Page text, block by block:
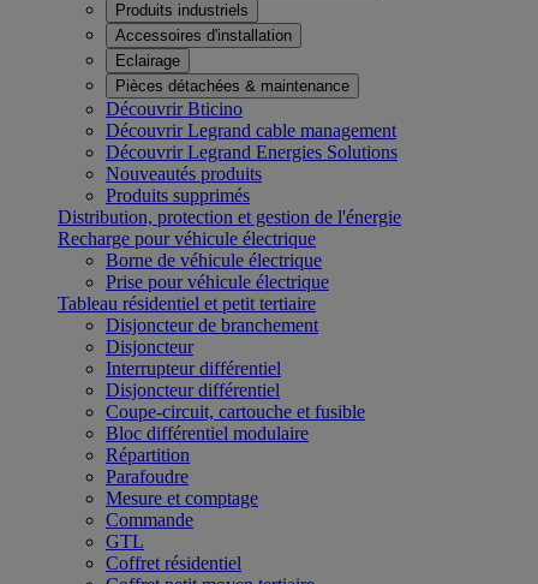
Produits industriels
Accessoires d'installation
Eclairage
Pièces détachées & maintenance
Découvrir Bticino
Découvrir Legrand cable management
Découvrir Legrand Energies Solutions
Nouveautés produits
Produits supprimés
Distribution, protection et gestion de l'énergie
Recharge pour véhicule électrique
Borne de véhicule électrique
Prise pour véhicule électrique
Tableau résidentiel et petit tertiaire
Disjoncteur de branchement
Disjoncteur
Interrupteur différentiel
Disjoncteur différentiel
Coupe-circuit, cartouche et fusible
Bloc différentiel modulaire
Répartition
Parafoudre
Mesure et comptage
Commande
GTL
Coffret résidentiel